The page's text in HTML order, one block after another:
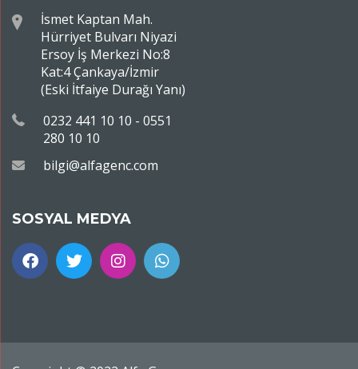
İsmet Kaptan Mah.
Hürriyet Bulvarı Niyazi
Ersoy İş Merkezi No:8
Kat:4 Çankaya/İzmir
(Eski İtfaiye Durağı Yanı)
0232 441 10 10 - 0551
280 10 10
bilgi@alfagenc.com
SOSYAL MEDYA